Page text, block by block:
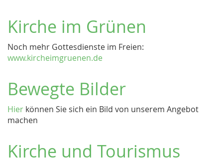
Kirche im Grünen
Noch mehr Gottesdienste im Freien:
www.kircheimgruenen.de
Bewegte Bilder
Hier können Sie sich ein Bild von unserem Angebot
machen
Kirche und Tourismus